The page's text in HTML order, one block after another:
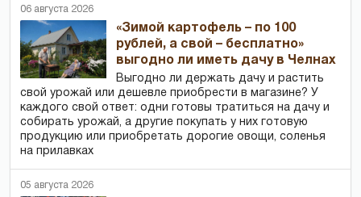
06 августа 2026
«Зимой картофель – по 100
рублей, а свой – бесплатно»
выгодно ли иметь дачу в Челнах
Выгодно ли держать дачу и растить
свой урожай или дешевле приобрести в магазине? У
каждого свой ответ: одни готовы тратиться на дачу и
собирать урожай, а другие покупать у них готовую
продукцию или приобретать дорогие овощи, соленья
на прилавках
05 августа 2026